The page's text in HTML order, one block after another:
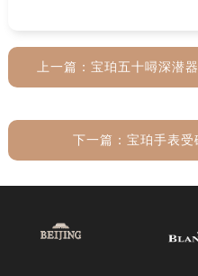
上一篇： 宝珀五十噚深潜
下一篇：宝珀手表受